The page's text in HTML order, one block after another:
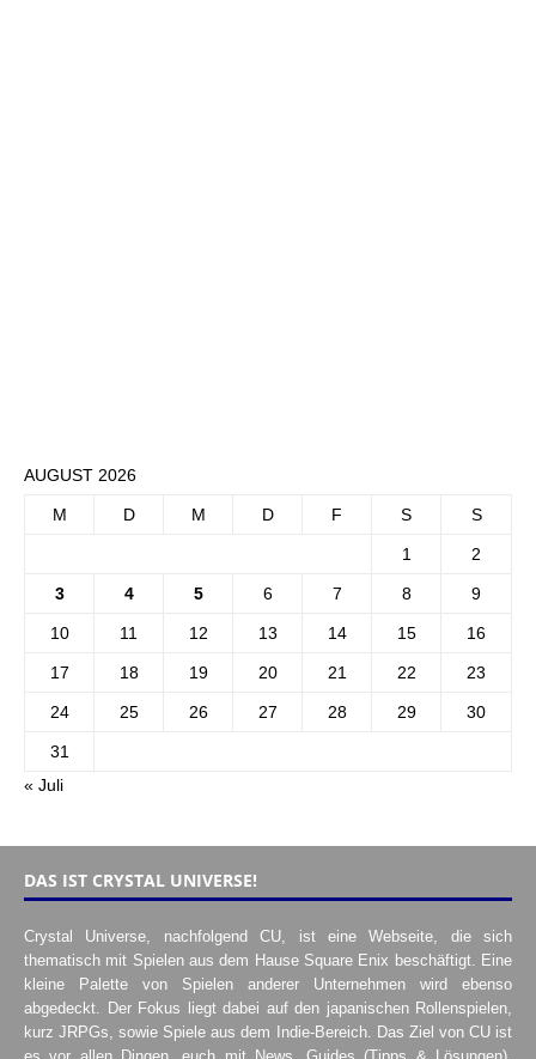
AUGUST 2026
M D M D F S S
1 2
3 4 5 6 7 8 9
10 11 12 13 14 15 16
17 18 19 20 21 22 23
24 25 26 27 28 29 30
31
« Juli
DAS IST CRYSTAL UNIVERSE!
Crystal Universe, nachfolgend CU, ist eine Webseite, die sich
thematisch mit Spielen aus dem Hause Square Enix beschäftigt. Eine
kleine Palette von Spielen anderer Unternehmen wird ebenso
abgedeckt. Der Fokus liegt dabei auf den japanischen Rollenspielen,
kurz JRPGs, sowie Spiele aus dem Indie-Bereich. Das Ziel von CU ist